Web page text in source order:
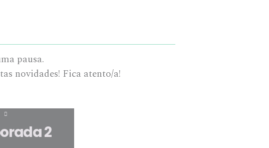
pausa.
novidades! Fica atento/a!
2